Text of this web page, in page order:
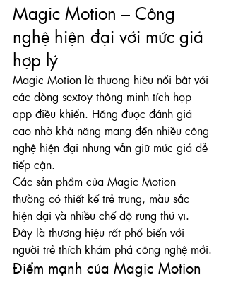
Magic Motion – Công
nghệ hiện đại với mức giá
hợp lý
Magic Motion là thương hiệu nổi bật với
các dòng sextoy thông minh tích hợp
app điều khiển. Hãng được đánh giá
cao nhờ khả năng mang đến nhiều công
nghệ hiện đại nhưng vẫn giữ mức giá dễ
tiếp cận.
Các sản phẩm của Magic Motion
thường có thiết kế trẻ trung, màu sắc
hiện đại và nhiều chế độ rung thú vị.
Đây là thương hiệu rất phổ biến với
người trẻ thích khám phá công nghệ mới.
Điểm mạnh của Magic Motion